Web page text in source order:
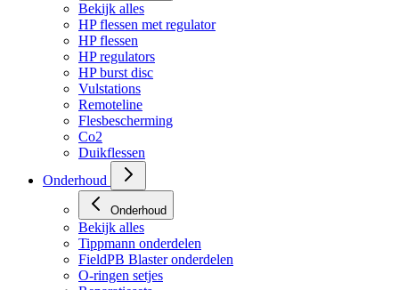
Bekijk alles
HP flessen met regulator
HP flessen
HP regulators
HP burst disc
Vulstations
Remoteline
Flesbescherming
Co2
Duikflessen
Onderhoud
Onderhoud
Bekijk alles
Tippmann onderdelen
FieldPB Blaster onderdelen
O-ringen setjes